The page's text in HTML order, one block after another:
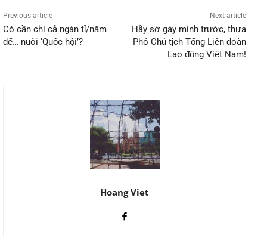
Previous article
Có cần chi cả ngàn tỉ/năm
để… nuôi ‘Quốc hội’?
Next article
Hãy sờ gáy mình trước, thưa
Phó Chủ tịch Tổng Liên đoàn
Lao động Việt Nam!
Hoang Viet